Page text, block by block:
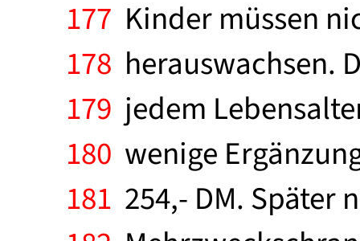
177 Kinder müssen
178 herauswachsen.
179 jedem
180 wenige
181 254,- DM. Später